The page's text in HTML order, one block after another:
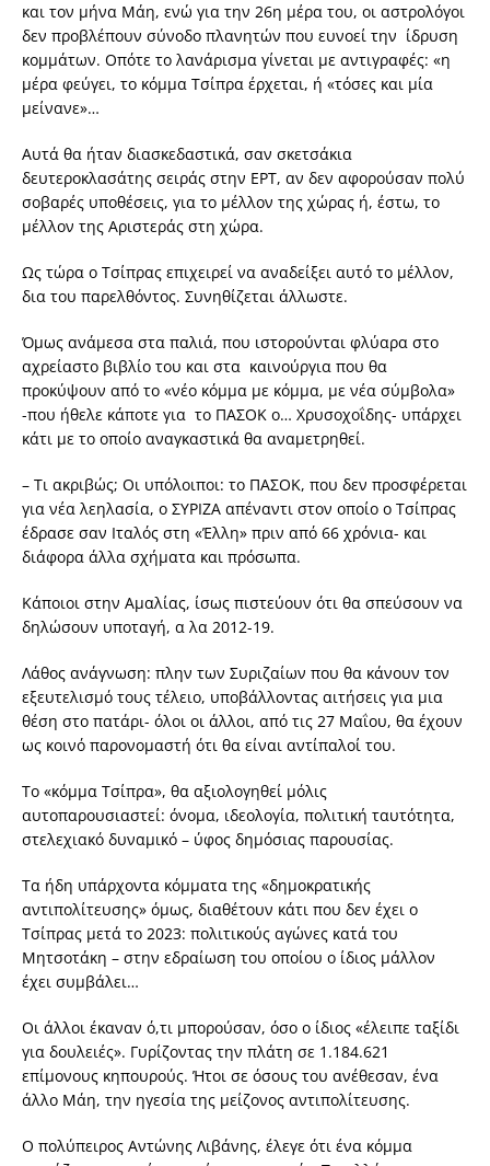
και τον μήνα Μάη, ενώ για την 26η μέρα του, οι αστρολόγοι
δεν προβλέπουν σύνοδο πλανητών που ευνοεί την ίδρυση
κομμάτων. Οπότε το λανάρισμα γίνεται με αντιγραφές: «η
μέρα φεύγει, το κόμμα Τσίπρα έρχεται, ή «τόσες και μία
μείνανε»…
Αυτά θα ήταν διασκεδαστικά, σαν σκετσάκια
δευτεροκλασάτης σειράς στην ΕΡΤ, αν δεν αφορούσαν πολύ
σοβαρές υποθέσεις, για το μέλλον της χώρας ή, έστω, το
μέλλον της Αριστεράς στη χώρα.
Ως τώρα ο Τσίπρας επιχειρεί να αναδείξει αυτό το μέλλον,
δια του παρελθόντος. Συνηθίζεται άλλωστε.
Όμως ανάμεσα στα παλιά, που ιστορούνται φλύαρα στο
αχρείαστο βιβλίο του και στα καινούργια που θα
προκύψουν από το «νέο κόμμα με κόμμα, με νέα σύμβολα»
-που ήθελε κάποτε για το ΠΑΣΟΚ ο… Χρυσοχοΐδης- υπάρχει
κάτι με το οποίο αναγκαστικά θα αναμετρηθεί.
– Τι ακριβώς; Οι υπόλοιποι: το ΠΑΣΟΚ, που δεν προσφέρεται
για νέα λεηλασία, ο ΣΥΡΙΖΑ απέναντι στον οποίο ο Τσίπρας
έδρασε σαν Ιταλός στη «Έλλη» πριν από 66 χρόνια- και
διάφορα άλλα σχήματα και πρόσωπα.
Κάποιοι στην Αμαλίας, ίσως πιστεύουν ότι θα σπεύσουν να
δηλώσουν υποταγή, α λα 2012-19.
Λάθος ανάγνωση: πλην των Συριζαίων που θα κάνουν τον
εξευτελισμό τους τέλειο, υποβάλλοντας αιτήσεις για μια
θέση στο πατάρι- όλοι οι άλλοι, από τις 27 Μαΐου, θα έχουν
ως κοινό παρονομαστή ότι θα είναι αντίπαλοί του.
Το «κόμμα Τσίπρα», θα αξιολογηθεί μόλις
αυτοπαρουσιαστεί: όνομα, ιδεολογία, πολιτική ταυτότητα,
στελεχιακό δυναμικό – ύφος δημόσιας παρουσίας.
Τα ήδη υπάρχοντα κόμματα της «δημοκρατικής
αντιπολίτευσης» όμως, διαθέτουν κάτι που δεν έχει ο
Τσίπρας μετά το 2023: πολιτικούς αγώνες κατά του
Μητσοτάκη – στην εδραίωση του οποίου ο ίδιος μάλλον
έχει συμβάλει…
Οι άλλοι έκαναν ό,τι μπορούσαν, όσο ο ίδιος «έλειπε ταξίδι
για δουλειές». Γυρίζοντας την πλάτη σε 1.184.621
επίμονους κηπουρούς. Ήτοι σε όσους του ανέθεσαν, ένα
άλλο Μάη, την ηγεσία της μείζονος αντιπολίτευσης.
Ο πολύπειρος Αντώνης Λιβάνης, έλεγε ότι ένα κόμμα